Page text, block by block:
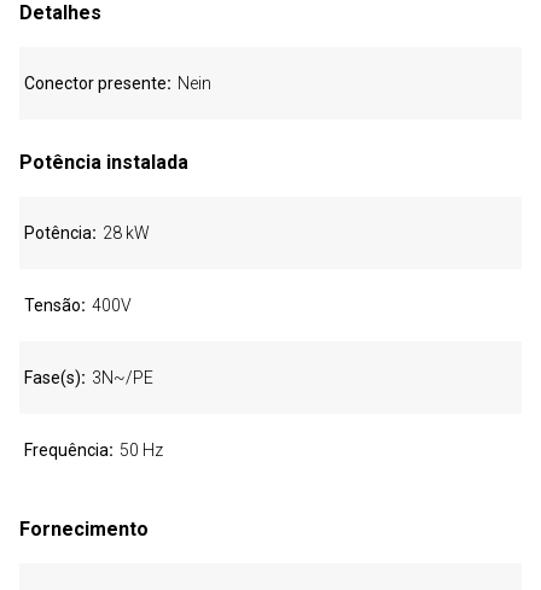
Detalhes
Conector presente Nein
Potência instalada
Potência 28 kW
Tensão 400V
Fase(s) 3N~/PE
Frequência 50 Hz
Fornecimento